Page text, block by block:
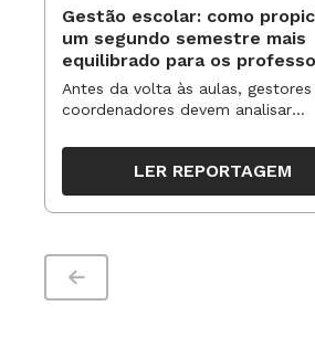
Gestão escolar: como
um segundo semestre mais
equilibrado para os
Antes da volta às aulas, gestores
coordenadores devem analisar
organizar ações para orientar o
trabalho pedagógico ao longo do
período
LER REPORTAGEM